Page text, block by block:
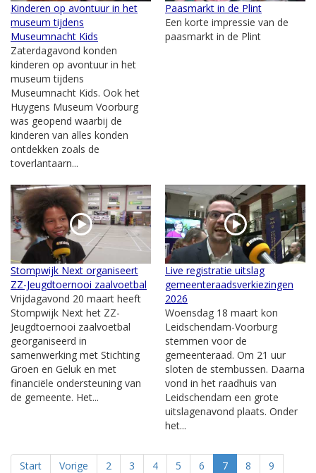
Kinderen op avontuur in het
museum tijdens
Museumnacht Kids
Zaterdagavond konden
kinderen op avontuur in het
museum tijdens
Museumnacht Kids. Ook het
Huygens Museum Voorburg
was geopend waarbij de
kinderen van alles konden
ontdekken zoals de
toverlantaarn...
Paasmarkt in de Plint
Een korte impressie van de
paasmarkt in de Plint
Stompwijk Next organiseert
ZZ-Jeugdtoernooi zaalvoetbal
Vrijdagavond 20 maart heeft
Stompwijk Next het ZZ-
Jeugdtoernooi zaalvoetbal
georganiseerd in
samenwerking met Stichting
Groen en Geluk en met
financiële ondersteuning van
de gemeente. Het...
Live registratie uitslag
gemeenteraadsverkiezingen
2026
Woensdag 18 maart kon
Leidschendam-Voorburg
stemmen voor de
gemeenteraad. Om 21 uur
sloten de stembussen. Daarna
vond in het raadhuis van
Leidschendam een grote
uitslagenavond plaats. Onder
het...
Start Vorige 2 3 4 5 6 7 8
9